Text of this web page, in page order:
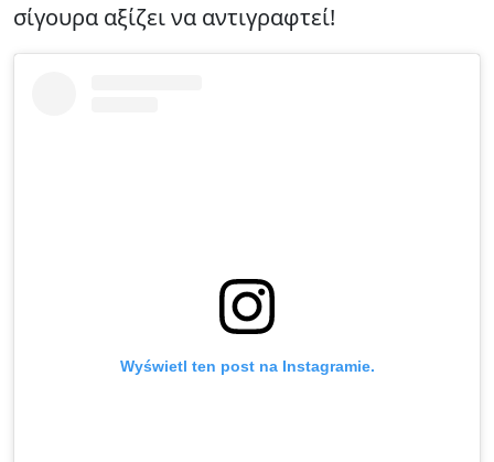
σίγουρα αξίζει να αντιγραφτεί!
Wyświetl ten post na Instagramie.